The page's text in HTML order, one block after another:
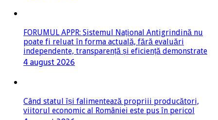
FORUMUL APPR: Sistemul Național Antigrindină nu
poate fi reluat în forma actuală, fără evaluări
independente, transparență și eficiență demonstrate
4 august 2026
Când statul își falimentează propriii producători,
viitorul economic al României este pus în pericol